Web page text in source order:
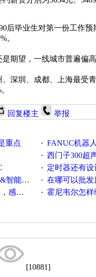
后毕业生对第一份工作
。
期望，一线城市普遍偏
深圳、成都、上海最受
回复楼主 举报
重点 · FANUC机器
· 西门子300超声
· 定时器还有设
班通知！ · 在哪可以批发原装
高人！ · 霍尼韦尔怎样
[10881]